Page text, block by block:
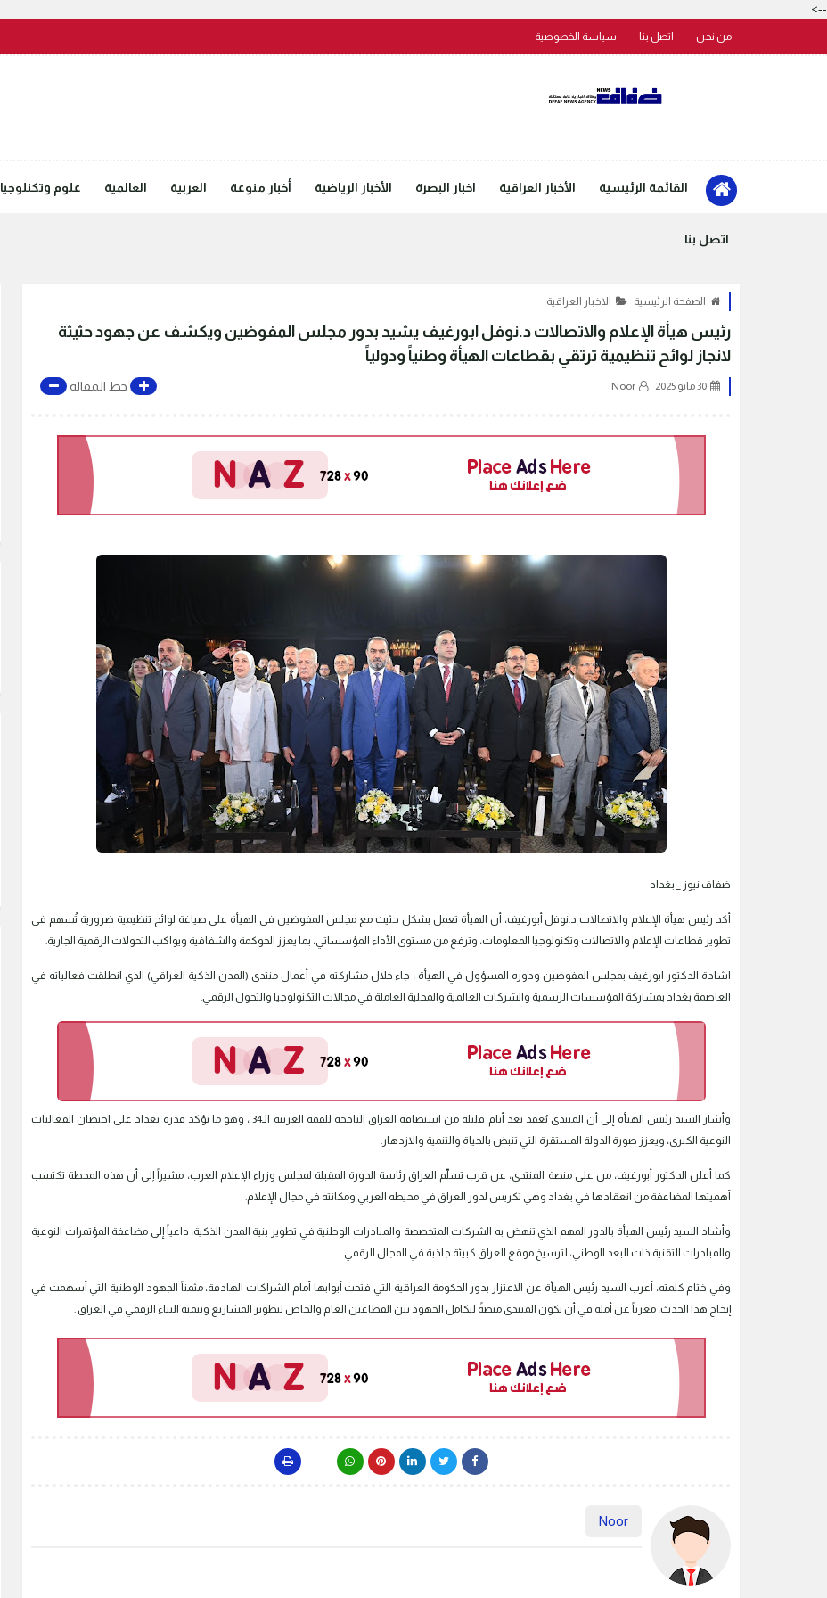
-->
من نحن اتصل بنا سياسة الخصوصية
القائمة الرئيسية الأخبار العراقية اخبار البصرة الأخبار الرياضية أخبار منوعة العربية العالمية علوم وتكنلوجيا
اتصل بنا
الصفحة الرئيسية الاخبار العراقية
رئيس هيأة الإعلام والاتصالات د.نوفل ابورغيف يشيد بدور مجلس المفوضين ويكشف عن جهود حثيثة
لانجاز لوائح تنظيمية ترتقي بقطاعات الهيأة وطنياً ودولياً
30 مايو 2025 Noor خط المقالة
ضفاف نيوز _ بغداد
أكد رئيس هيأة الإعلام والاتصالات د.نوفل أبورغيف، أن الهيأة تعمل بشكل حثيث مع مجلس المفوضين في الهيأة على صياغة لوائح تنظيمية ضرورية تُسهم في
تطوير قطاعات الإعلام والاتصالات وتكنولوجيا المعلومات، وترفع من مستوى الأداء المؤسساتي، بما يعزز الحوكمة والشفافية ويواكب التحولات الرقمية الجارية.
اشادة الدكتور ابورغيف بمجلس المفوضين ودوره المسؤول في الهيأة ، جاء خلال مشاركته في أعمال منتدى (المدن الذكية العراقي) الذي انطلقت فعالياته في
العاصمة بغداد بمشاركة المؤسسات الرسمية والشركات العالمية والمحلية العاملة في مجالات التكنولوجيا والتحول الرقمي.
وأشار السيد رئيس الهيأة إلى أن المنتدى يُعقد بعد أيام قليلة من استضافة العراق الناجحة للقمة العربية الـ34 ، وهو ما يؤكد قدرة بغداد على احتضان الفعاليات
النوعية الكبرى، ويعزز صورة الدولة المستقرة التي تنبض بالحياة والتنمية والازدهار.
كما أعلن الدكتور أبورغيف، من على منصة المنتدى، عن قرب تسلّم العراق رئاسة الدورة المقبلة لمجلس وزراء الإعلام العرب، مشيراً إلى أن هذه المحطة تكتسب
أهميتها المضاعفة من انعقادها في بغداد وهي تكريس لدور العراق في محيطه العربي ومكانته في مجال الإعلام.
وأشاد السيد رئيس الهيأة بالدور المهم الذي تنهض به الشركات المتخصصة والمبادرات الوطنية في تطوير بنية المدن الذكية، داعياً إلى مضاعفة المؤتمرات النوعية
والمبادرات التقنية ذات البعد الوطني، لترسيخ موقع العراق كبيئة جاذبة في المجال الرقمي.
وفي ختام كلمته، أعرب السيد رئيس الهيأة عن الاعتزاز بدور الحكومة العراقية التي فتحت أبوابها أمام الشراكات الهادفة، مثمناً الجهود الوطنية التي أسهمت في
إنجاح هذا الحدث، معرباً عن أمله في أن يكون المنتدى منصةً لتكامل الجهود بين القطاعين العام والخاص لتطوير المشاريع وتنمية البناء الرقمي في العراق .
Noor